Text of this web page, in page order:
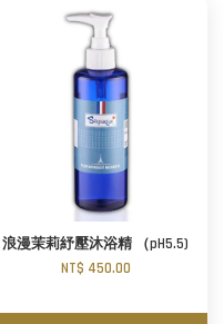
浪漫茉莉紓壓沐浴精 （pH5.5)
NT$ 450.00